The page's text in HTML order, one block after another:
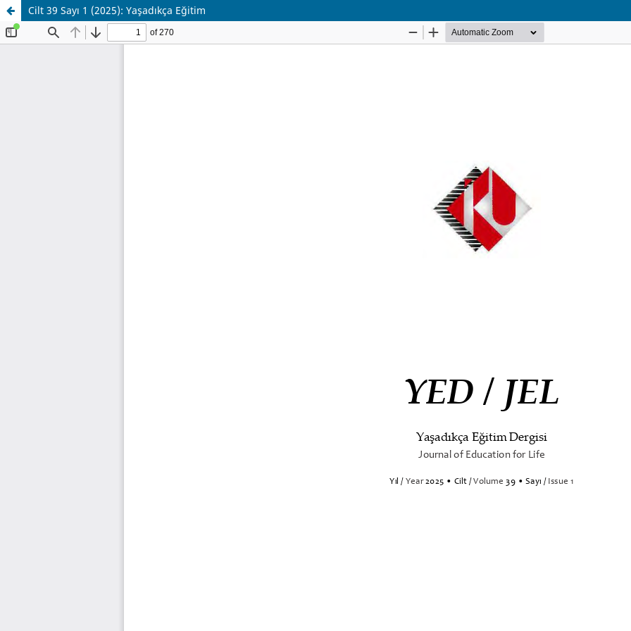
Cilt 39 Sayı 1 (2025): Yaşadıkça Eğitim